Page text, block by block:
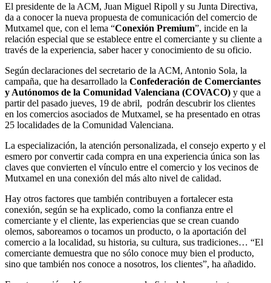
El presidente de la ACM, Juan Miguel Ripoll y su Junta Directiva,
da a conocer la nueva propuesta de comunicación del comercio de
Mutxamel que, con el lema “Conexión Premium”, incide en la
relación especial que se establece entre el comerciante y su cliente a
través de la experiencia, saber hacer y conocimiento de su oficio.
Según declaraciones del secretario de la ACM, Antonio Sola, la
campaña, que ha desarrollado la Confederación de Comerciantes
y Autónomos de la Comunidad Valenciana (COVACO) y que a
partir del pasado jueves, 19 de abril, podrán descubrir los clientes
en los comercios asociados de Mutxamel, se ha presentado en otras
25 localidades de la Comunidad Valenciana.
La especialización, la atención personalizada, el consejo experto y el
esmero por convertir cada compra en una experiencia única son las
claves que convierten el vínculo entre el comercio y los vecinos de
Mutxamel en una conexión del más alto nivel de calidad.
Hay otros factores que también contribuyen a fortalecer esta
conexión, según se ha explicado, como la confianza entre el
comerciante y el cliente, las experiencias que se crean cuando
olemos, saboreamos o tocamos un producto, o la aportación del
comercio a la localidad, su historia, su cultura, sus tradiciones… “El
comerciante demuestra que no sólo conoce muy bien el producto,
sino que también nos conoce a nosotros, los clientes”, ha añadido.